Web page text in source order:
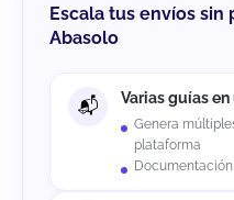
Escala tus envíos
Abasolo
Varias guías
Genera
plataforma